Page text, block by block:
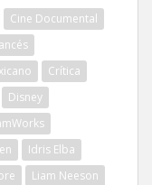
Cine Documental
Crítica
Disney
Idris Elba
Liam Neeson